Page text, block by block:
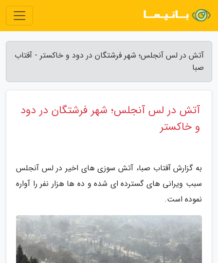
آتش در لس آنجلس؛ شهر فرشتگان در دود و خاکستر - آفتاب
صبا
آتش در لس آنجلس؛ شهر فرشتگان در دود
و خاکستر
به گزارش آفتاب صبا، آتش سوزی های اخیر در لس آنجلس
سبب ویرانی های گسترده ای شده و ده ها هزار نفر را آواره
نموده است.